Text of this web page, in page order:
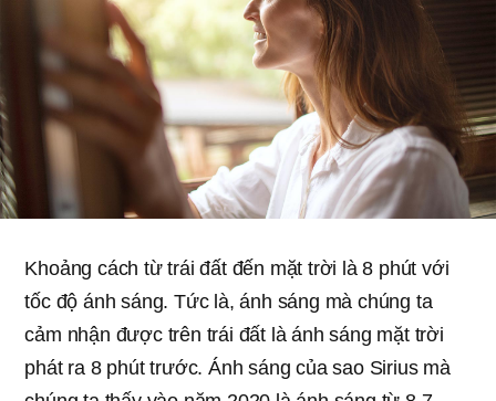
Khoảng cách từ trái đất đến mặt trời là 8 phút với
tốc độ ánh sáng. Tức là, ánh sáng mà chúng ta
cảm nhận được trên trái đất là ánh sáng mặt trời
phát ra 8 phút trước. Ánh sáng của sao Sirius mà